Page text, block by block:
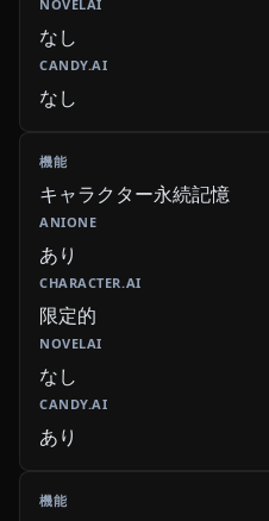
なし
なし
キャラクター永続記憶
あり
限定的
なし
あり